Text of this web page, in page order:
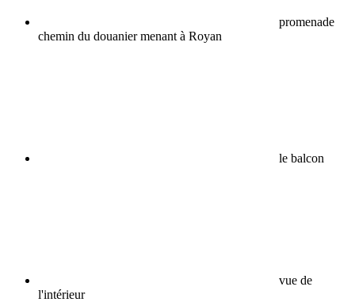
promenade
chemin du douanier menant à Royan
le balcon
vue de
l'intérieur